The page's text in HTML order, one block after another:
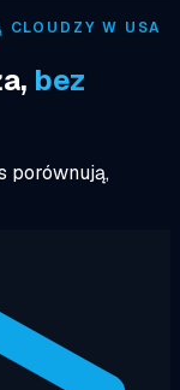
CLOUDZY W USA
bez
porównują,